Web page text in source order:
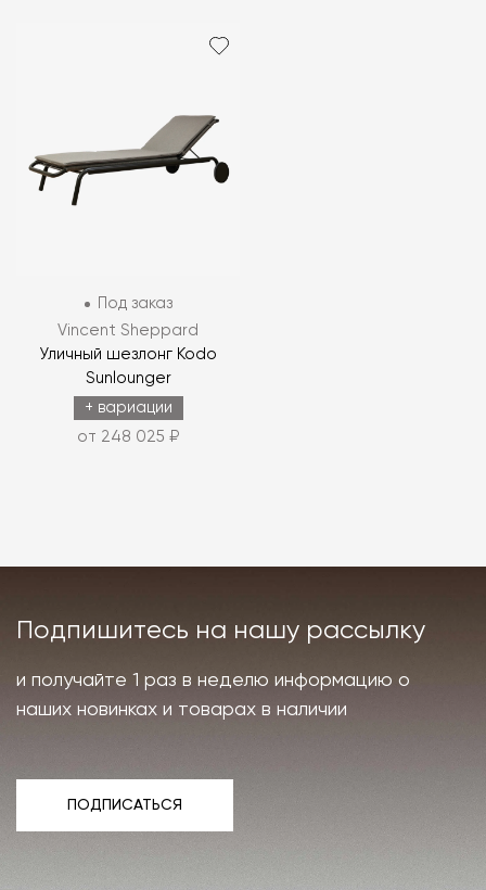
Под заказ
Vincent Sheppard
Уличный шезлонг Kodo
Sunlounger
+ вариации
от 248 025 ₽
Подпишитесь на нашу рассылку
и получайте 1 раз в неделю информацию о
наших новинках и товарах в наличии
ПОДПИСАТЬСЯ